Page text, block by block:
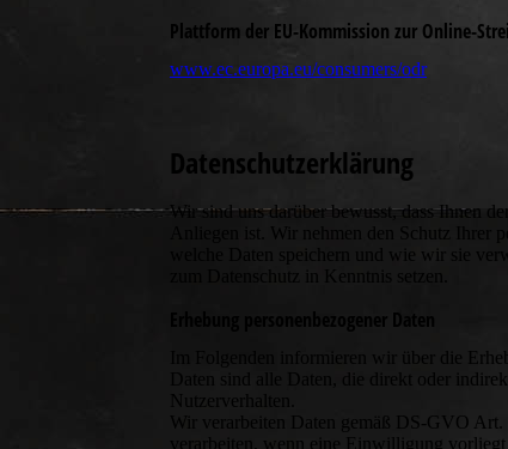
Plattform der EU-Kommission zur Online-
www.ec.europa.eu/consumers/odr
Datenschutz­erklärung
Wir sind uns darüber bewusst, dass Ihnen
Anliegen ist. Wir nehmen den Schutz Ihrer
welche Daten speichern und wie wir sie
zum Datenschutz in Kenntnis setzen.
Erhebung personenbezogener Daten
Im Folgenden informieren wir über die
Daten sind alle Daten, die direkt oder
Nutzerverhalten.
Wir verarbeiten Daten gemäß DS-GVO
verarbeiten, wenn eine Einwilligung